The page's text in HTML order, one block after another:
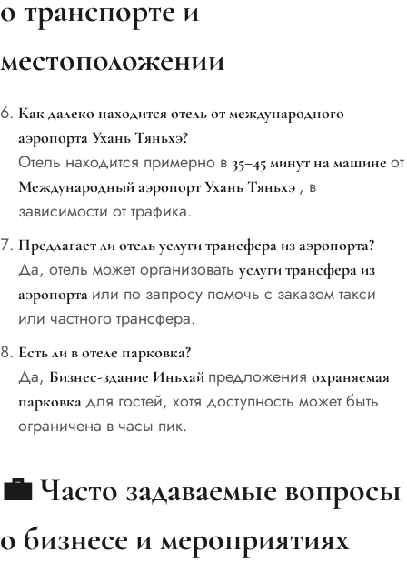
о транспорте и
местоположении
Как далеко находится отель от международного
аэропорта Ухань Тяньхэ?
Отель находится примерно в 35–45 минут на машине от
Международный аэропорт Ухань Тяньхэ , в
зависимости от трафика.
Предлагает ли отель услуги трансфера из аэропорта?
Да, отель может организовать услуги трансфера из
аэропорта или по запросу помочь с заказом такси
или частного трансфера.
Есть ли в отеле парковка?
Да, Бизнес-здание Иньхай предложения охраняемая
парковкадля гостей, хотя доступность может быть
ограничена в часы пик.
💼Часто задаваемые вопросы
о бизнесе и мероприятиях